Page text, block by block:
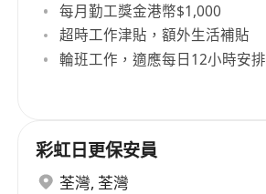
每月勤工獎金港幣$1,000
超時工作津貼，額外生活補貼
輪班工作，適應每日12小時安排
彩虹日更保安員
荃灣, 荃灣